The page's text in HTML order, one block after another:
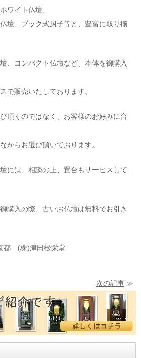
ワイト仏壇、
壇、ブック式厨子等と、豊富に取り揃
、コンパクト仏壇など、本体を御購入
で販売いたしております。
頂くのではなく、お客様のお好みに合
がらお選び頂いております。
には、相談の上、置台もサービスして
購入の際、古いお仏壇は無料でお引き
都 (株)津田松栄堂
次の記事 ≫